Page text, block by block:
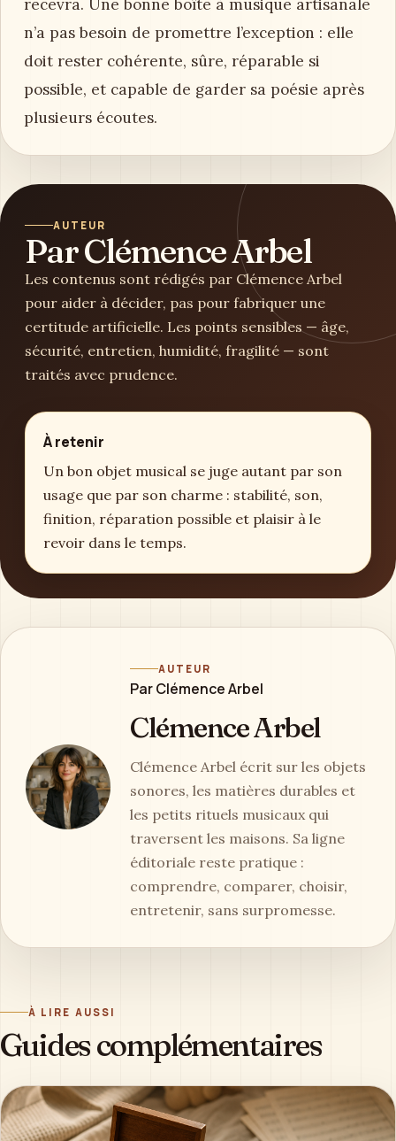
recevra. Une bonne boîte à musique artisanale
n’a pas besoin de promettre l’exception : elle
doit rester cohérente, sûre, réparable si
possible, et capable de garder sa poésie après
plusieurs écoutes.
AUTEUR
Par Clémence Arbel
Les contenus sont rédigés par Clémence Arbel
pour aider à décider, pas pour fabriquer une
certitude artificielle. Les points sensibles — âge,
sécurité, entretien, humidité, fragilité — sont
traités avec prudence.
À retenir
Un bon objet musical se juge autant par son
usage que par son charme : stabilité, son,
finition, réparation possible et plaisir à le
revoir dans le temps.
AUTEUR
Par Clémence Arbel
Clémence Arbel
Clémence Arbel écrit sur les objets
sonores, les matières durables et
les petits rituels musicaux qui
traversent les maisons. Sa ligne
éditoriale reste pratique :
comprendre, comparer, choisir,
entretenir, sans surpromesse.
À LIRE AUSSI
Guides complémentaires